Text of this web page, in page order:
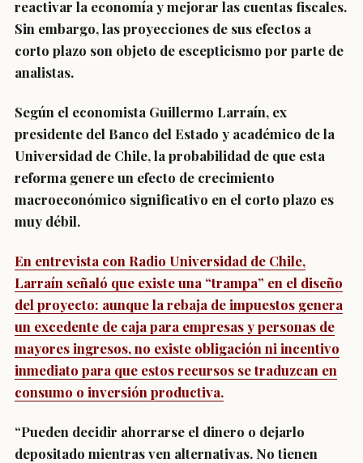
reactivar la economía y mejorar las cuentas fiscales.
Sin embargo, las proyecciones de sus efectos a
corto plazo son objeto de escepticismo por parte de
analistas.
Según el economista Guillermo Larraín, ex
presidente del Banco del Estado y académico de la
Universidad de Chile, la probabilidad de que esta
reforma genere un efecto de crecimiento
macroeconómico significativo en el corto plazo es
muy débil.
En entrevista con Radio Universidad de Chile,
Larraín señaló que existe una “trampa” en el diseño
del proyecto: aunque la rebaja de impuestos genera
un excedente de caja para empresas y personas de
mayores ingresos, no existe obligación ni incentivo
inmediato para que estos recursos se traduzcan en
consumo o inversión productiva.
“Pueden decidir ahorrarse el dinero o dejarlo
depositado mientras ven alternativas. No tienen